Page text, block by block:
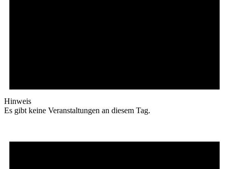
Hinweis
Es gibt keine Veranstaltungen an diesem Tag.